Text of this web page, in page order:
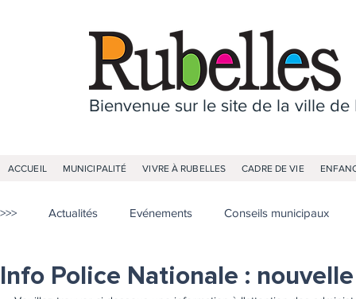
Bienvenue sur le site de la ville de
ACCUEIL MUNICIPALITÉ VIVRE À RUBELLES CADRE DE VIE
>>> Actualités Evénements Conseils municipaux
Info Police Nationale :